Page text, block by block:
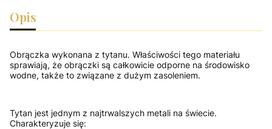
Opis
Obrączka wykonana z tytanu. Właściwości tego materiału
sprawiają, że obrączki są całkowicie odporne na środowisko
wodne, także to związane z dużym zasoleniem.
Tytan jest jednym z najtrwalszych metali na świecie.
Charakteryzuje się: